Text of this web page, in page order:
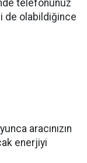
telefonunuz
de olabildiğince
aracınızın
enerjiyi